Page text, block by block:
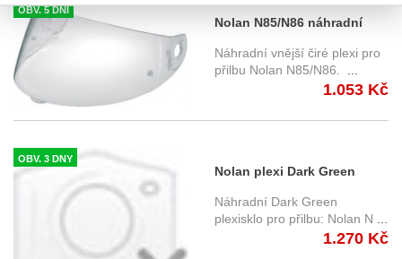
OBV. 5 DNÍ
Nolan N85/N86 náhradní
hledí čiré bez pinlocku
Náhradní vnější čiré plexi pro
přilbu Nolan N85/N86.
1.053 Kč
OBV. 3 DNY
Nolan plexi Dark Green
N100-6 ECE22-06
Náhradní Dark Green
plexisklo pro přilbu: Nolan N
1.270 Kč